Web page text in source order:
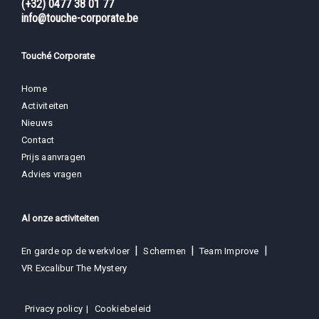
(+32) 0477 38 01 77
info@touche-corporate.be
Touché Corporate
Home
Activiteiten
Nieuws
Contact
Prijs aanvragen
Advies vragen
Al onze activiteiten
En garde op de werkvloer Schermen
Team Improve
VR Excalibur The Mystery
Privacy policy Cookiebeleid